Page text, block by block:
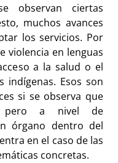
observan ciertas
muchos avances
los servicios. Por
violencia en lenguas
a la salud o el
indígenas. Esos son
si se observa que
pero a nivel de
órgano dentro del
en el caso de las
concretas.